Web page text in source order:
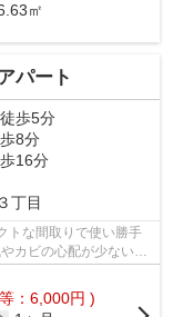
㎡
パート
徒歩5分
8分
16分
３丁目
トな間取りで使い勝手
カビの心配が少ないア
：6,000円 )